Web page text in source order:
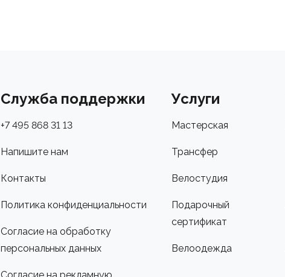
Служба поддержки
+7 495 868 31 13
Напишите нам
Контакты
Политика конфиденциальности
Согласие на обработку
персональных данных
Услуги
Мастерская
Трансфер
Велостудия
Подарочный
сертификат
Велоодежда